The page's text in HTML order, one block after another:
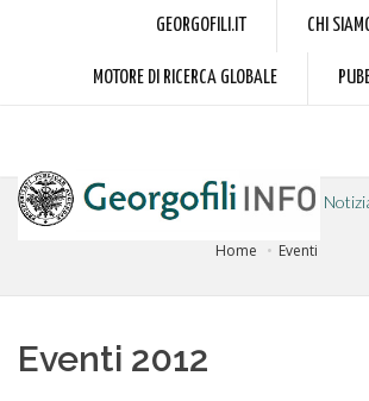
GEORGOFILI.IT CHI
MOTORE DI RICERCA GLOBALE
Home Eventi
Eventi 2012